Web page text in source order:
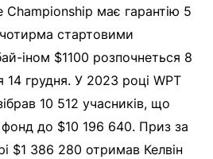
Championship має гарантію 5
чотирма стартовими
іном $1100 розпочнеться 8
14 грудня. У 2023 році WPT
10 512 учасників, що
до $10 196 640. Приз за
$1 386 280 отримав Келвін